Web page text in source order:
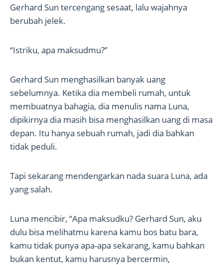
Gerhard Sun tercengang sesaat, lalu wajahnya
berubah jelek.
“Istriku, apa maksudmu?”
Gerhard Sun menghasilkan banyak uang
sebelumnya. Ketika dia membeli rumah, untuk
membuatnya bahagia, dia menulis nama Luna,
dipikirnya dia masih bisa menghasilkan uang di masa
depan. Itu hanya sebuah rumah, jadi dia bahkan
tidak peduli.
Tapi sekarang mendengarkan nada suara Luna, ada
yang salah.
Luna mencibir, “Apa maksudku? Gerhard Sun, aku
dulu bisa melihatmu karena kamu bos batu bara,
kamu tidak punya apa-apa sekarang, kamu bahkan
bukan kentut, kamu harusnya bercermin,